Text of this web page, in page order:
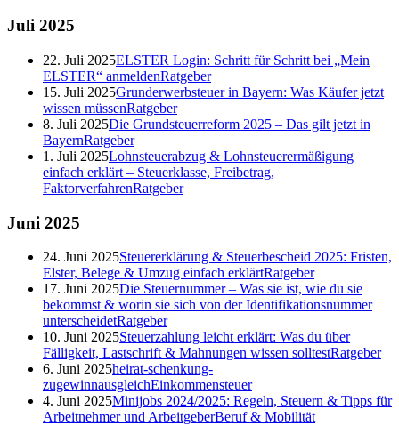
Juli 2025
22. Juli 2025ELSTER Login: Schritt für Schritt bei „Mein
ELSTER“ anmeldenRatgeber
15. Juli 2025Grunderwerbsteuer in Bayern: Was Käufer jetzt
wissen müssenRatgeber
8. Juli 2025Die Grundsteuerreform 2025 – Das gilt jetzt in
BayernRatgeber
1. Juli 2025Lohnsteuerabzug & Lohnsteuerermäßigung
einfach erklärt – Steuerklasse, Freibetrag,
FaktorverfahrenRatgeber
Juni 2025
24. Juni 2025Steuererklärung & Steuerbescheid 2025: Fristen,
Elster, Belege & Umzug einfach erklärtRatgeber
17. Juni 2025Die Steuernummer – Was sie ist, wie du sie
bekommst & worin sie sich von der Identifikationsnummer
unterscheidetRatgeber
10. Juni 2025Steuerzahlung leicht erklärt: Was du über
Fälligkeit, Lastschrift & Mahnungen wissen solltestRatgeber
6. Juni 2025heirat-schenkung-
zugewinnausgleichEinkommensteuer
4. Juni 2025Minijobs 2024/2025: Regeln, Steuern & Tipps für
Arbeitnehmer und ArbeitgeberBeruf & Mobilität